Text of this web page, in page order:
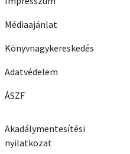
Médiaajánlat
Könyvnagykereskedés
Adatvédelem
ÁSZF
Akadálymentesítési
nyilatkozat